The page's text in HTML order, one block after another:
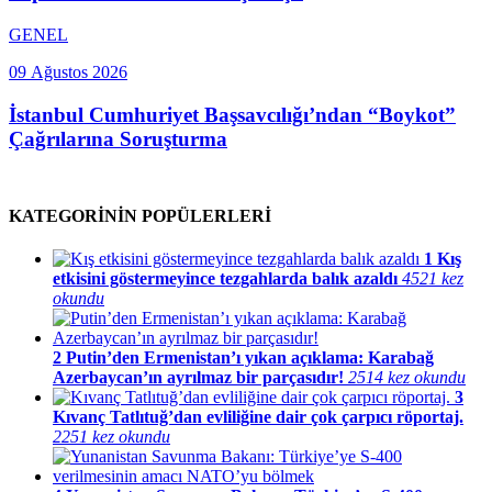
GENEL
09 Ağustos 2026
İstanbul Cumhuriyet Başsavcılığı’ndan “Boykot”
Çağrılarına Soruşturma
KATEGORİNİN POPÜLERLERİ
1 Kış
etkisini göstermeyince tezgahlarda balık azaldı 4521 kez
okundu
2 Putin’den Ermenistan’ı yıkan açıklama: Karabağ
Azerbaycan’ın ayrılmaz bir parçasıdır! 2514 kez okundu
3
Kıvanç Tatlıtuğ’dan evliliğine dair çok çarpıcı röportaj.
2251 kez okundu